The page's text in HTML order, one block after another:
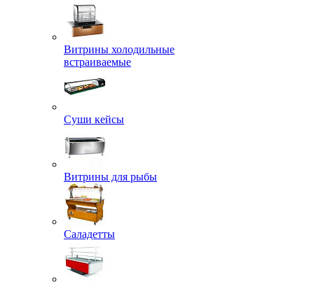
Витрины холодильные
встраиваемые
Суши кейсы
Витрины для рыбы
Саладетты